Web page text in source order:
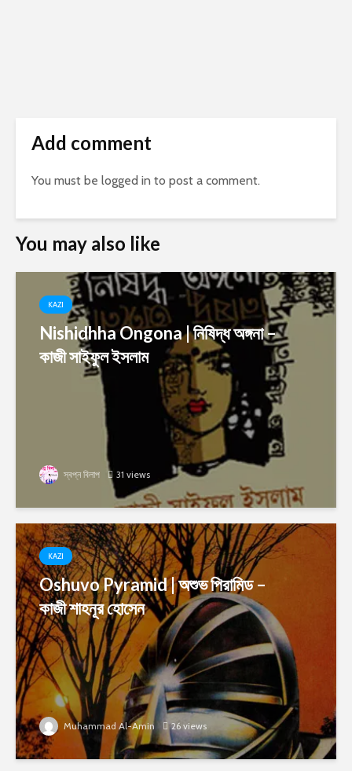
Add comment
You must be logged in to post a comment.
You may also like
KAZI
Nishidhha Ongona | নিষিদ্ধ অঙ্গনা –
কাজী সাইফুল ইসলাম
স্বপ্ন বিলাপ 31 views
KAZI
Oshuvo Pyramid | অশুভ পিরামিড –
কাজী শাহনূর হোসেন
Muhammad Al-Amin 26 views